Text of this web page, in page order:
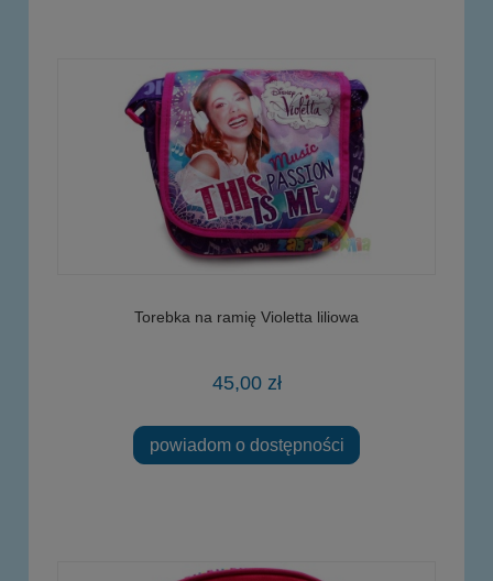
Torebka na ramię Violetta liliowa
45,00 zł
powiadom o dostępności